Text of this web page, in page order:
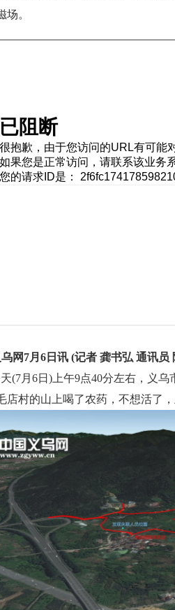
场。
网7月6日讯 (记者 龚书弘 通讯员
(7月6日)上午9点40分左右，义
店村的山上喝了农药，不想活了